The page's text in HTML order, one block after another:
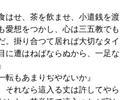
はせ、茶を飲ませ、小遣銭を渡
愛想をつかし、心は三五教でも
。掛り合つて居れば大切なタイ
に遭はねばならぬから、一足な
もあまりぢやないか』
それなら這入る丈は許してやら